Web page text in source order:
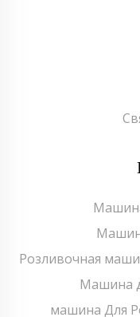
Розливочная
Машина
машина Для